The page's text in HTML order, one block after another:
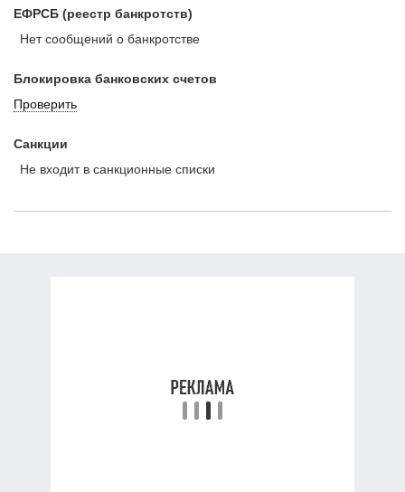
ЕФРСБ (реестр банкротств)
Нет сообщений о банкротстве
Блокировка банковских счетов
Проверить
Санкции
Не входит в санкционные списки